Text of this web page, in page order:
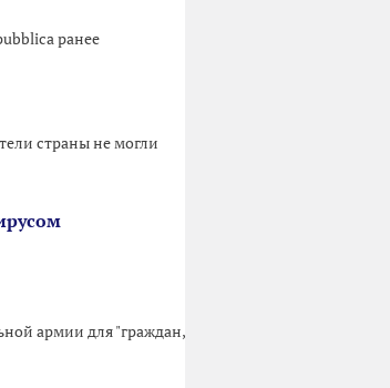
ранее
страны не могли
армии для "граждан,